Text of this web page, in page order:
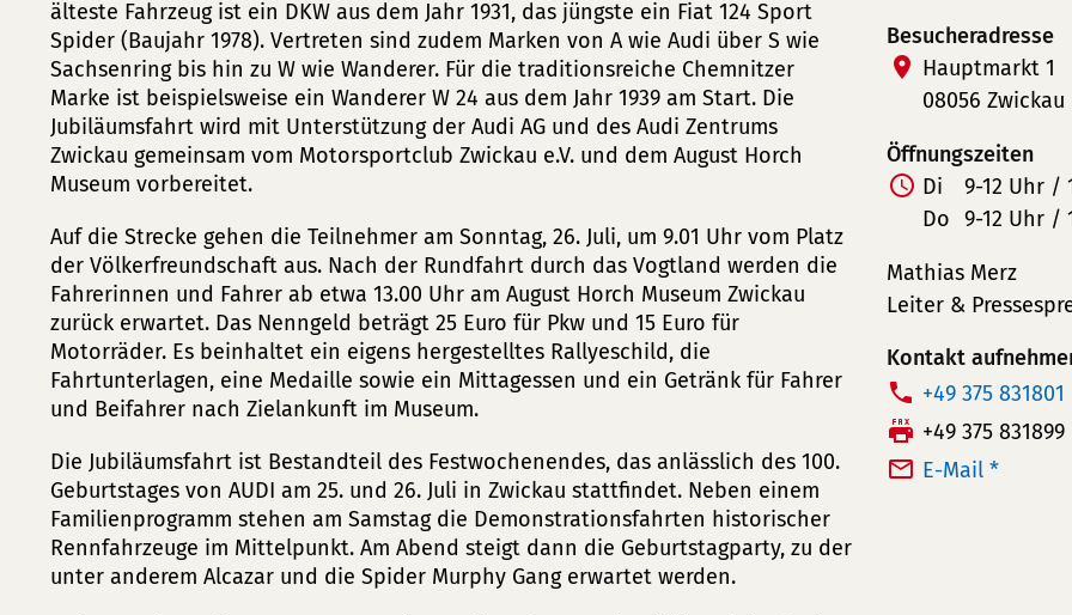
älteste Fahrzeug ist ein DKW aus dem Jahr 1931, das jüngste ein Fiat 124 Sport
Spider (Baujahr 1978). Vertreten sind zudem Marken von A wie Audi über S wie
Sachsenring bis hin zu W wie Wanderer. Für die traditionsreiche Chemnitzer
Marke ist beispielsweise ein Wanderer W 24 aus dem Jahr 1939 am Start. Die
Jubiläumsfahrt wird mit Unterstützung der Audi AG und des Audi Zentrums
Zwickau gemeinsam vom Motorsportclub Zwickau e.V. und dem August Horch
Museum vorbereitet.
Auf die Strecke gehen die Teilnehmer am Sonntag, 26. Juli, um 9.01 Uhr vom Platz
der Völkerfreundschaft aus. Nach der Rundfahrt durch das Vogtland werden die
Fahrerinnen und Fahrer ab etwa 13.00 Uhr am August Horch Museum Zwickau
zurück erwartet. Das Nenngeld beträgt 25 Euro für Pkw und 15 Euro für
Motorräder. Es beinhaltet ein eigens hergestelltes Rallyeschild, die
Fahrtunterlagen, eine Medaille sowie ein Mittagessen und ein Getränk für Fahrer
und Beifahrer nach Zielankunft im Museum.
Die Jubiläumsfahrt ist Bestandteil des Festwochenendes, das anlässlich des 100.
Geburtstages von AUDI am 25. und 26. Juli in Zwickau stattfindet. Neben einem
Familienprogramm stehen am Samstag die Demonstrationsfahrten historischer
Rennfahrzeuge im Mittelpunkt. Am Abend steigt dann die Geburtstagparty, zu der
unter anderem Alcazar und die Spider Murphy Gang erwartet werden.
Besucheradresse
Hauptmarkt 1
08056 Zwickau
Öffnungszeiten
Di
9-12 Uhr /
Do 9-12 Uhr /
Mathias Merz
Leiter &
Kontakt
T
e
l
+49 375 831801
F
a
+49 375 831899
E-Mail *